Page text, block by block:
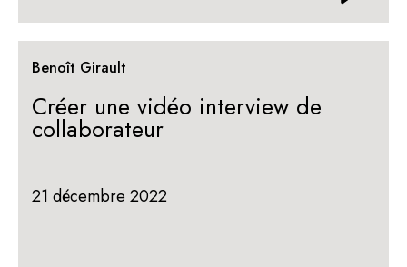
Benoît Girault
Créer une vidéo interview de
collaborateur
21 décembre 2022